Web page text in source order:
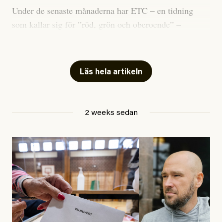
Under de senaste månaderna har ETC – en tidning
som kallar sig för ”röd, grön och oberoende” –
skriver för? Vad betyder det att vara en ”röd, grön och
oberoende” tidning? Och vad är egentligen bra
utpekas som israelisk infiltratör”. Enligt ingressen
handlar artikeln om en person vars ”bakgrund skapar
splittring och oro i rörelsen”. Problemet är att artikeln
skapar betydligt mer oro i palestinarörelsen – och den
oberoende vänstern – än den porträtterade personen
eller dess bakgrund.
Läs hela artikeln
2 weeks sedan